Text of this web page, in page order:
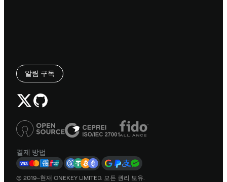
알림 구독
결제 방법
© 2019–현재 ONEKEY LIMITED. 모든 권리 보유.